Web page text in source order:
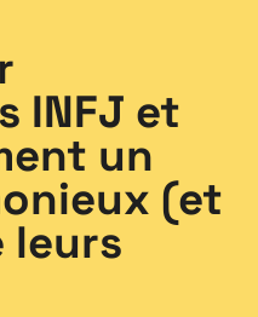
INFJ et
un
(et
leurs